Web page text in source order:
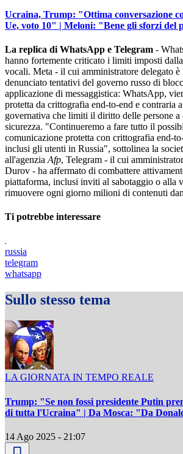
Ucraina, Trump: "Ottima conversazione
Ue, voto 10" | Meloni: "Bene gli sforzi del
La replica di WhatsApp e Telegram -
hanno fortemente criticato i limiti imposti
vocali. Meta - il cui amministratore delegato
denunciato tentativi del governo russo di
applicazione di messaggistica: WhatsApp,
protetta da crittografia end-to-end e contraria
governativa che limiti il diritto delle persone a
sicurezza. "Continueremo a fare tutto il
comunicazione protetta con crittografia end-
inclusi gli utenti in Russia", sottolinea la
all'agenzia Afp, Telegram - il cui
Durov - ha affermato di combattere
piattaforma, inclusi inviti al sabotaggio o alla
rimuovere ogni giorno milioni di contenuti
Ti potrebbe interessare
russia
telegram
whatsapp
Sullo stesso tema
LA GIORNATA IN TEMPO REALE
Trump: "Se non fossi presidente Putin
di tutta l'Ucraina" | Da Mosca: "Da
14 Ago 2025 - 21:07